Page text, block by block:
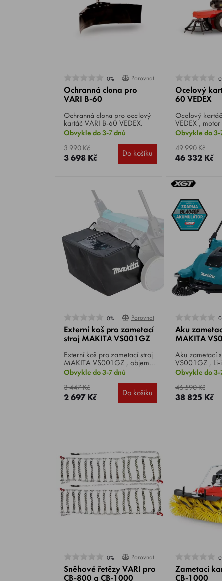
0% Porovnat
Ochranná clona pro
VARI B-60
Ochranná clona pro ocelový
kartáč VARI B-60 VEDEX.
Obvykle do 3-7 dnů
3 990 Kč
3 698 Kč Do košíku
Ocelový
60 VEDEX
Ocelový kartáč VARI B-60
VEDEX ,
GCV200,
záběru 60 cm,
kg.
Obvykle do 3-
49 990 Kč
46 332 Kč
0% Porovnat
Externí koš pro zametací
stroj MAKITA VS001GZ
Externí koš pro zametací stroj
MAKITA VS001GZ , objem
47 l.
Obvykle do 3-7 dnů
3 447 Kč
2 697 Kč Do košíku
Aku
MAKITA
Aku zametací stroj
VS001GZ ,
otáčky 350 /
záběr 48 / 65
sběrné nádoby
29,2 kg.
Obvykle do 3-
46 590 Kč
38 825 Kč
0% Porovnat
Sněhové řetězy VARI pro
CB-800 a CB-1000
Zametací
CB-1000